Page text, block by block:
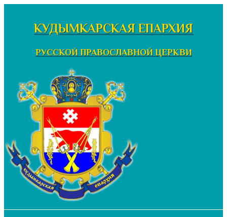
содержимомуКУДЫМКАРСКАЯ ЕПАРХИЯ
РУССКОЙ ПРАВОСЛАВНОЙ ЦЕРКВИ